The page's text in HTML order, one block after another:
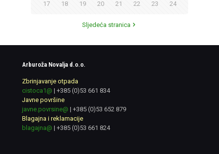
17 18 19 20 21 22 23 24
Sljedeća stranica
Arburoža Novalja d.o.o.
Zbrinjavanje otpada
cistoca1@ | +385 (0)53 661 834
Javne površine
javne.povrsine@ | +385 (0)53 652 879
Blagajna i reklamacije
blagajna@ | +385 (0)53 661 824